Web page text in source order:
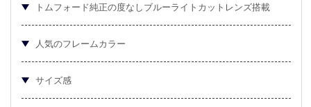
トムフォード純正の度なしブルーライトカットレンズ搭載
人気のフレームカラー
サイズ感